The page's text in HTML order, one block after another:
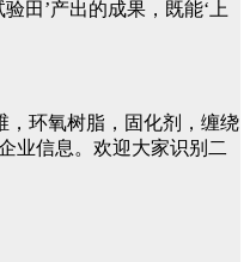
田’产出的成果，既能‘上
，环氧树脂，固化剂，缠绕
业信息。欢迎大家识别二